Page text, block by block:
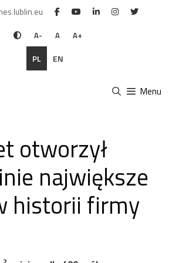
A- A A+
PL EN
Menu
otworzył
największe
historii firmy